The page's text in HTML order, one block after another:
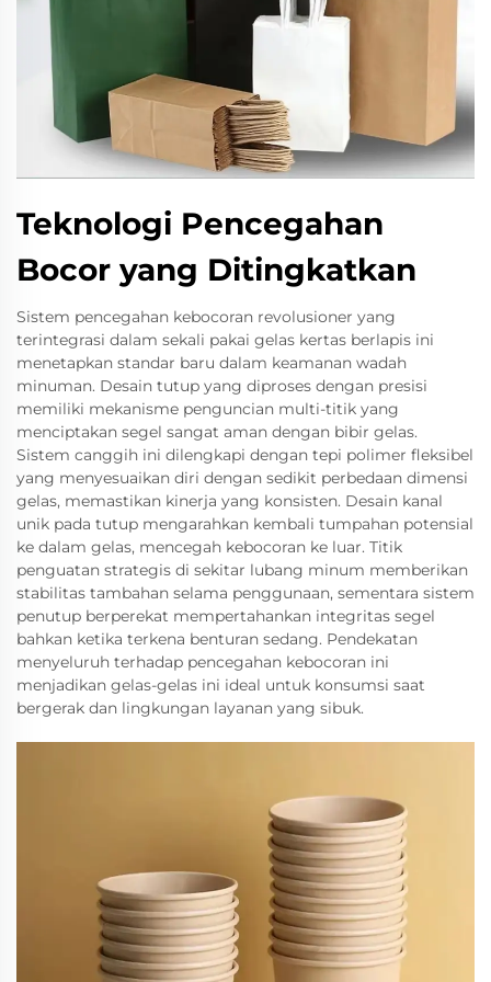
Teknologi Pencegahan
Bocor yang Ditingkatkan
Sistem pencegahan kebocoran revolusioner yang
terintegrasi dalam sekali pakai gelas kertas berlapis ini
menetapkan standar baru dalam keamanan wadah
minuman. Desain tutup yang diproses dengan presisi
memiliki mekanisme penguncian multi-titik yang
menciptakan segel sangat aman dengan bibir gelas.
Sistem canggih ini dilengkapi dengan tepi polimer fleksibel
yang menyesuaikan diri dengan sedikit perbedaan dimensi
gelas, memastikan kinerja yang konsisten. Desain kanal
unik pada tutup mengarahkan kembali tumpahan potensial
ke dalam gelas, mencegah kebocoran ke luar. Titik
penguatan strategis di sekitar lubang minum memberikan
stabilitas tambahan selama penggunaan, sementara sistem
penutup berperekat mempertahankan integritas segel
bahkan ketika terkena benturan sedang. Pendekatan
menyeluruh terhadap pencegahan kebocoran ini
menjadikan gelas-gelas ini ideal untuk konsumsi saat
bergerak dan lingkungan layanan yang sibuk.